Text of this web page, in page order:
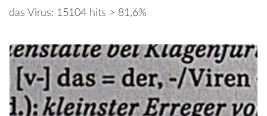
das Virus: 15104 hits > 81,6%